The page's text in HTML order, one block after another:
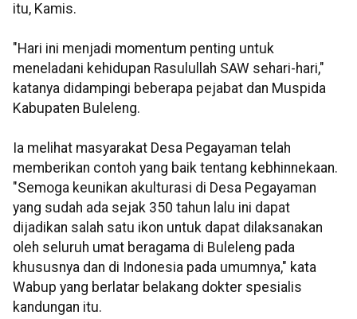
itu, Kamis.
"Hari ini menjadi momentum penting untuk
meneladani kehidupan Rasulullah SAW sehari-hari,"
katanya didampingi beberapa pejabat dan Muspida
Kabupaten Buleleng.
Ia melihat masyarakat Desa Pegayaman telah
memberikan contoh yang baik tentang kebhinnekaan.
"Semoga keunikan akulturasi di Desa Pegayaman
yang sudah ada sejak 350 tahun lalu ini dapat
dijadikan salah satu ikon untuk dapat dilaksanakan
oleh seluruh umat beragama di Buleleng pada
khususnya dan di Indonesia pada umumnya," kata
Wabup yang berlatar belakang dokter spesialis
kandungan itu.